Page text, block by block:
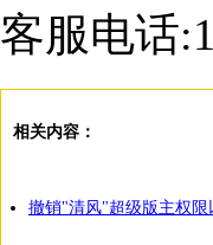
客服电话
相关内容：
撤销"清风"超级版主权